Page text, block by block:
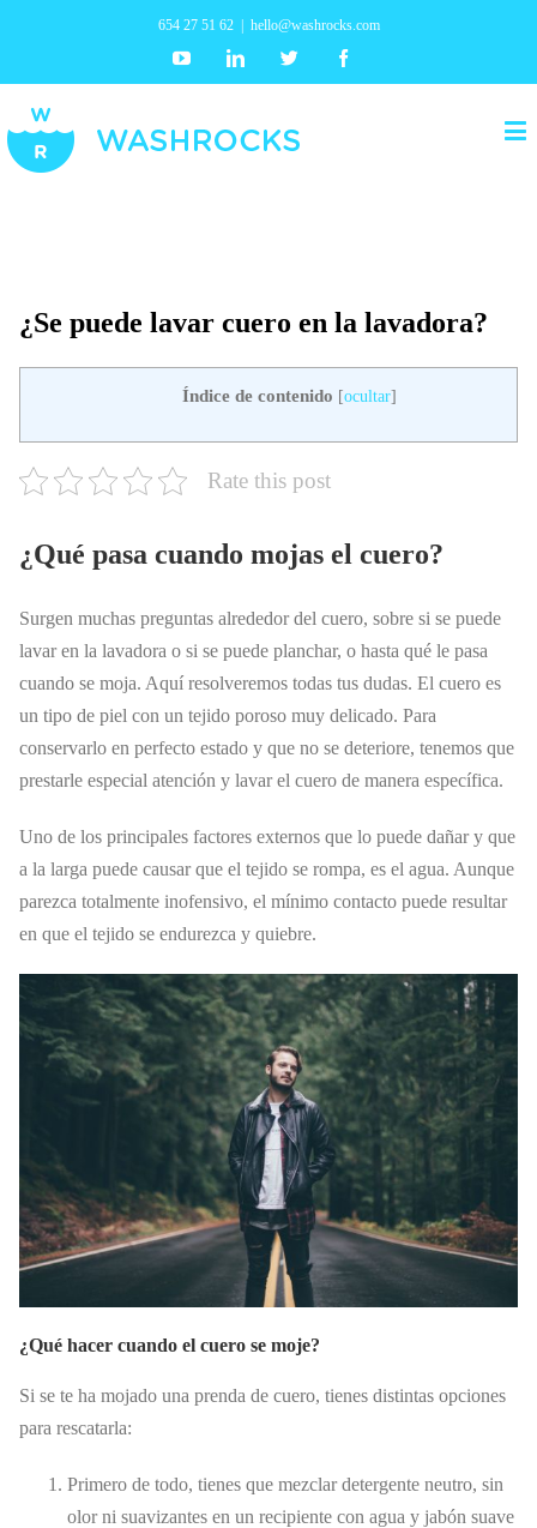
654 27 51 62 hello@washrocks.com
YoutubeLinkedin Twitter
¿Se puede lavar cuero en la lavadora?
Índice de contenido [ocultar]
Rate this post
¿Qué pasa cuando mojas el cuero?
Surgen muchas preguntas alrededor del cuero, sobre si se puede
lavar en la lavadora o si se puede planchar, o hasta qué le pasa
cuando se moja. Aquí resolveremos todas tus dudas. El cuero es
un tipo de piel con un tejido poroso muy delicado. Para
conservarlo en perfecto estado y que no se deteriore, tenemos que
prestarle especial atención y lavar el cuero de manera específica.
Uno de los principales factores externos que lo puede dañar y que
a la larga puede causar que el tejido se rompa, es el agua. Aunque
parezca totalmente inofensivo, el mínimo contacto puede resultar
en que el tejido se endurezca y quiebre.
¿Qué hacer cuando el cuero se moje?
Si se te ha mojado una prenda de cuero, tienes distintas opciones
para rescatarla:
Primero de todo, tienes que mezclar detergente neutro, sin
olor ni suavizantes en un recipiente con agua y jabón suave